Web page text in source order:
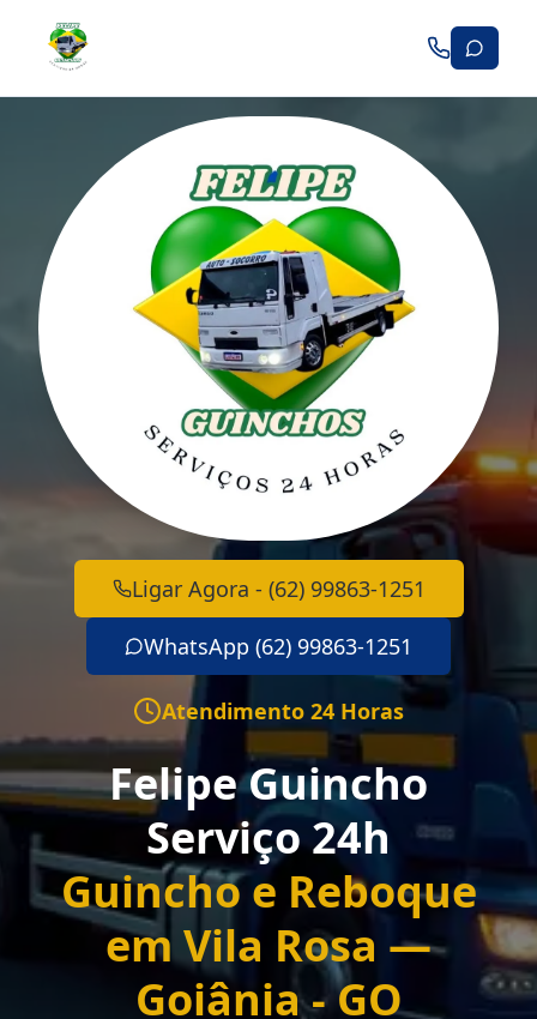
Ligar Agora - (62) 99863-1251
WhatsApp (62) 99863-1251
Atendimento 24 Horas
Felipe Guincho
Serviço 24h
Guincho e Reboque
em Vila Rosa —
Goiânia - GO